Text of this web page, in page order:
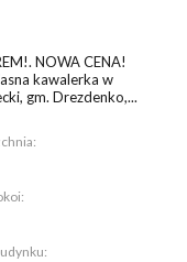
. NOWA CENA!
kawalerka w
gm. Drezdenko,...